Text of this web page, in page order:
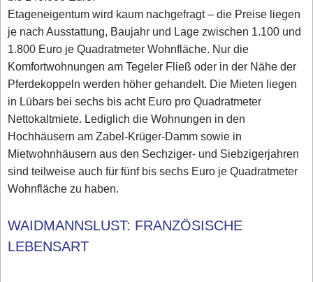
Etageneigentum wird kaum nachgefragt – die Preise liegen
je nach Ausstattung, Baujahr und Lage zwischen 1.100 und
1.800 Euro je Quadratmeter Wohnfläche. Nur die
Komfortwohnungen am Tegeler Fließ oder in der Nähe der
Pferdekoppeln werden höher gehandelt. Die Mieten liegen
in Lübars bei sechs bis acht Euro pro Quadratmeter
Nettokaltmiete. Lediglich die Wohnungen in den
Hochhäusern am Zabel-Krüger-Damm sowie in
Mietwohnhäusern aus den Sechziger- und Siebzigerjahren
sind teilweise auch für fünf bis sechs Euro je Quadratmeter
Wohnfläche zu haben.
WAIDMANNSLUST: FRANZÖSISCHE
LEBENSART